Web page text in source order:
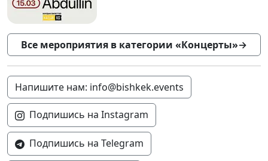
Все мероприятия в категории «Концерты»→
Напишите нам: info@bishkek.events
Подпишись на Instagram
Подпишись на Telegram